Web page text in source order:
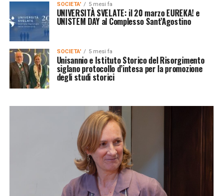
SOCIETA' 5 mesi fa
UNIVERSITÀ SVELATE: il 20 marzo EUREKA! e
UNISTEM DAY al Complesso Sant’Agostino
SOCIETA' 5 mesi fa
Unisannio e Istituto Storico del Risorgimento
siglano protocollo d’intesa per la promozione
degli studi storici